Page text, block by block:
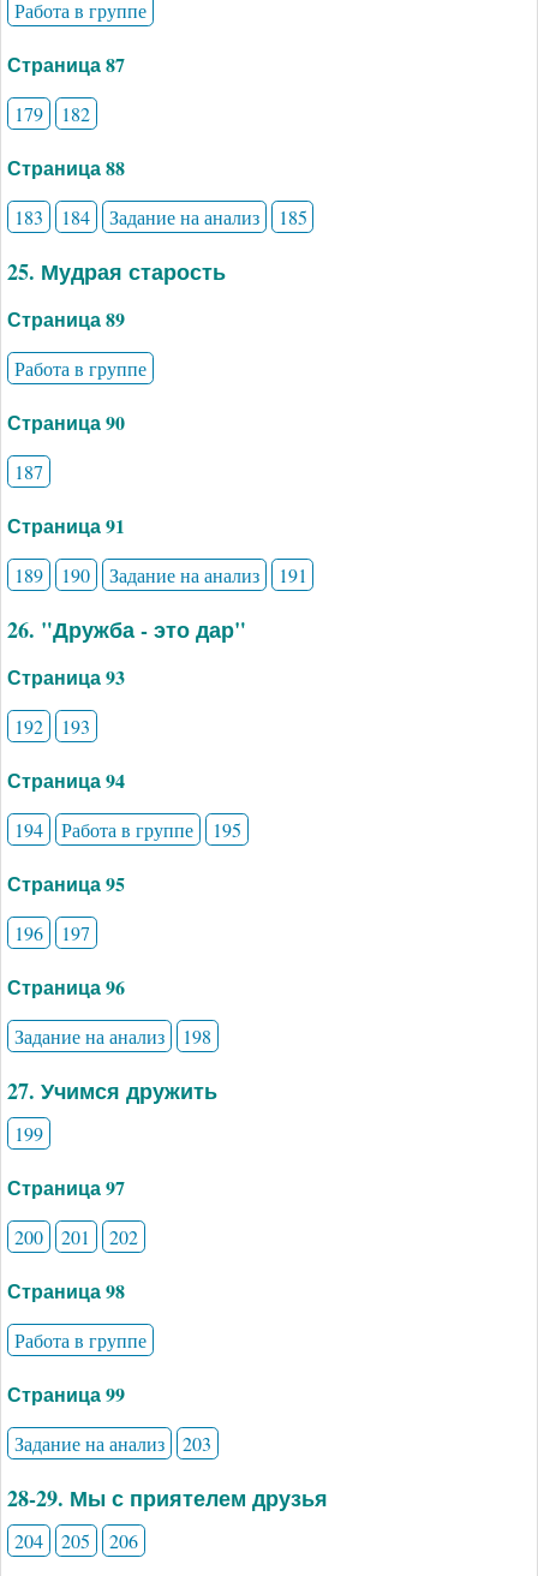
Работа в группе
Страница 87
179 182
Страница 88
183 184 Задание на анализ 185
25. Мудрая старость
Страница 89
Работа в группе
Страница 90
187
Страница 91
189 190 Задание на анализ 191
26. "Дружба - это дар"
Страница 93
192 193
Страница 94
194 Работа в группе 195
Страница 95
196 197
Страница 96
Задание на анализ 198
27. Учимся дружить
199
Страница 97
200 201 202
Страница 98
Работа в группе
Страница 99
Задание на анализ 203
28-29. Мы с приятелем друзья
204 205 206